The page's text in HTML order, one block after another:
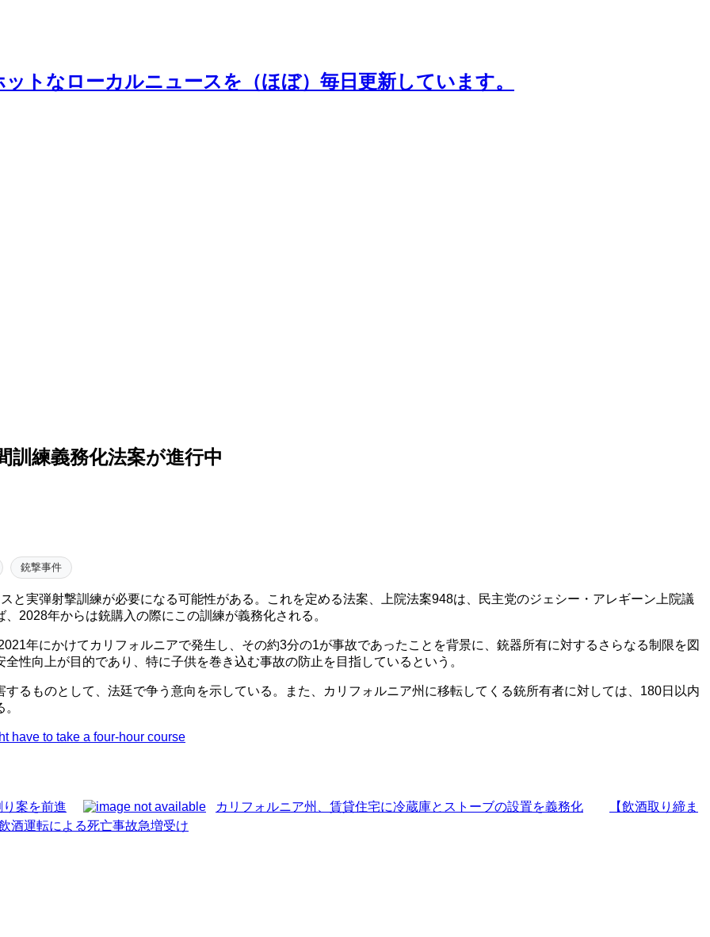
トなローカルニュースを（ほぼ）毎日更新しています。
訓練義務化法案が進行中
銃撃事件
と実弾射撃訓練が必要になる可能性がある。これを定める法案、上院法案948は、民主党のジェシー・アレギーン上院議
2028年からは銃購入の際にこの訓練が義務化される。
年にかけてカリフォルニアで発生し、その約3分の1が事故であったことを背景に、銃器所有に対するさらなる制限を図
性向上が目的であり、特に子供を巻き込む事故の防止を目指しているという。
るものとして、法廷で争う意向を示している。また、カリフォルニア州に移転してくる銃所有者に対しては、180日以内
have to take a four-hour course
案を前進 カリフォルニア州、賃貸住宅に冷蔵庫とストーブの設置を義務化
【飲酒取り締ま
酒運転による死亡事故急増受け